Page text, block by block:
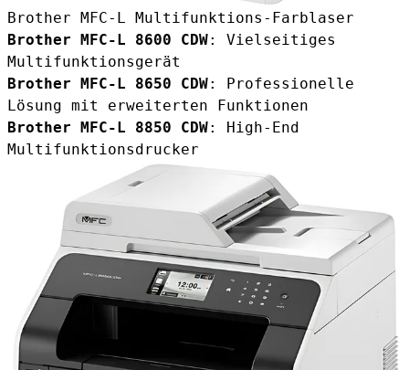
Brother MFC-L Multifunktions-Farblaser
Brother MFC-L 8600 CDW: Vielseitiges
Multifunktionsgerät
Brother MFC-L 8650 CDW: Professionelle
Lösung mit erweiterten Funktionen
Brother MFC-L 8850 CDW: High-End
Multifunktionsdrucker